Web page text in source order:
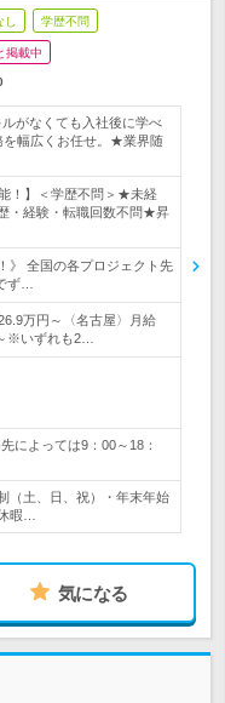
し 学歴不問
掲載中
ルがなくても入社後に学べ
を幅広くお任せ。★業界随
！】＜学歴不問＞★未経
・経験・転職回数不問★昇
》 全国の各プロジェクト先
ず…
万円～〈名古屋〉月給
※いずれも2…
によっては9：00～18：
土、日、祝）・年末年始
暇…
気になる